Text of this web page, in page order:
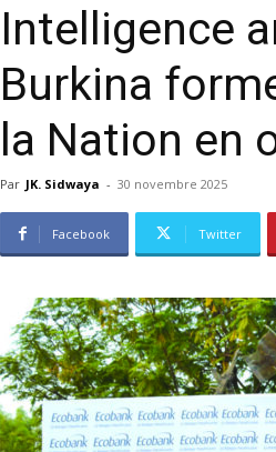
Intelligence
Burkina
la Nation en
Par JK. Sidwaya - 30 novembre 2025
Facebook Twitter